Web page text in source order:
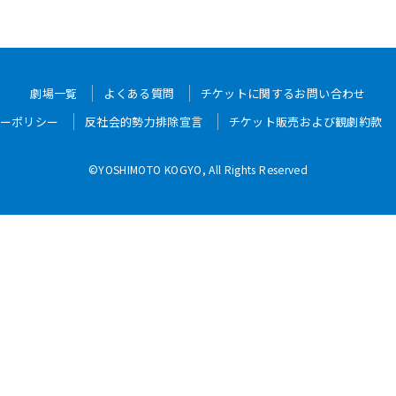
劇場一覧 よくある質問
チケットに関するお問い合わせ
ポリシー
反社会的勢力排除宣言 チケット販売および観劇約款
©YOSHIMOTO KOGYO, All Rights Reserved